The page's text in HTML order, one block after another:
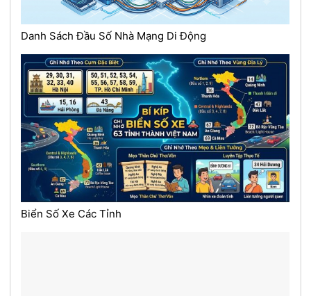
Danh Sách Đầu Số Nhà Mạng Di Động
Biển Số Xe Các Tỉnh